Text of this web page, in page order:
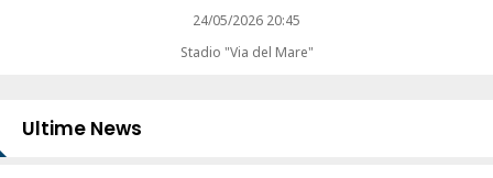
24/05/2026 20:45
Stadio "Via del Mare"
Ultime News